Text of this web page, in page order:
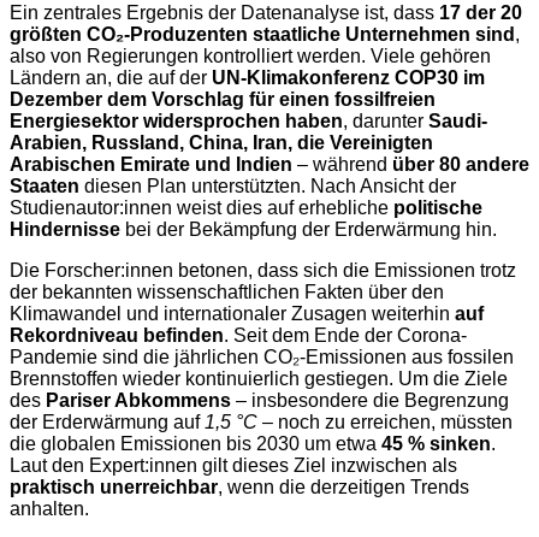
Ein zentrales Ergebnis der Datenanalyse ist, dass 17 der 20
größten CO₂-Produzenten staatliche Unternehmen sind ,
also von Regierungen kontrolliert werden. Viele gehören
Ländern an, die auf der UN-Klimakonferenz COP30 im
Dezember dem Vorschlag für einen fossilfreien
Energiesektor widersprochen haben, darunter Saudi-
Arabien, Russland, China, Iran, die Vereinigten
Arabischen Emirate und Indien – während über 80 andere
Staaten diesen Plan unterstützten. Nach Ansicht der
Studienautor:innen weist dies auf erhebliche politische
Hindernisse bei der Bekämpfung der Erderwärmung hin.
Die Forscher:innen betonen, dass sich die Emissionen trotz
der bekannten wissenschaftlichen Fakten über den
Klimawandel und internationaler Zusagen weiterhin auf
Rekordniveau befinden. Seit dem Ende der Corona-
Pandemie sind die jährlichen CO₂-Emissionen aus fossilen
Brennstoffen wieder kontinuierlich gestiegen. Um die Ziele
des Pariser Abkommens – insbesondere die Begrenzung
der Erderwärmung auf 1,5 °C – noch zu erreichen, müssten
die globalen Emissionen bis 2030 um etwa 45 % sinken.
Laut den Expert:innen gilt dieses Ziel inzwischen als
praktisch unerreichbar, wenn die derzeitigen Trends
anhalten.